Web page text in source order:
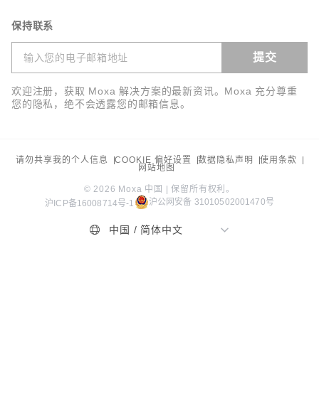
公司电话*
公司名称*
保持联系
提交
欢迎注册，获取 Moxa 解决方案的最新资讯。Moxa 充分尊重
您的隐私，绝不会透露您的邮箱信息。
请勿共享我的个人信息 COOKIE 偏好设置 数据隐私声明 使用条款
网站地图
© 2026 Moxa 中国 | 保留所有权利。
沪ICP备16008714号-1
沪公网安备 31010502001470号
中国 / 简体中文